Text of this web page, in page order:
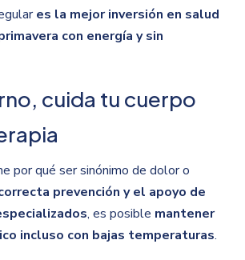
es la mejor inversión en salud
con energía y sin
cuida tu cuerpo
por qué ser sinónimo de dolor o
prevención y el apoyo de
, es posible mantener
incluso con bajas temperaturas.